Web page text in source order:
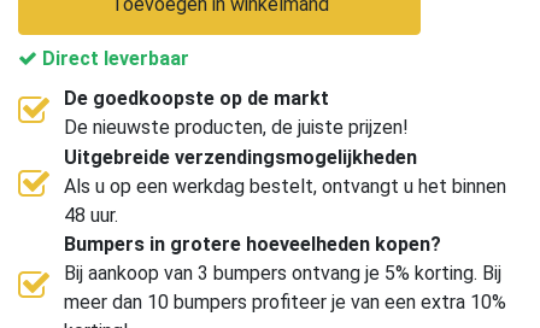
Direct leverbaar
De goedkoopste op de markt
De nieuwste producten, de juiste prijzen!
Uitgebreide verzendingsmogelijkheden
Als u op een werkdag bestelt, ontvangt u het binnen
48 uur.
Bumpers in grotere hoeveelheden kopen?
Bij aankoop van 3 bumpers ontvang je 5% korting. Bij
meer dan 10 bumpers profiteer je van een extra 10%